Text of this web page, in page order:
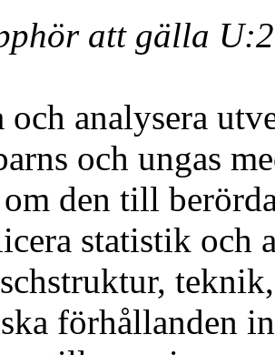
att gälla
analysera
och ungas
den till
statistik och
förhållanden